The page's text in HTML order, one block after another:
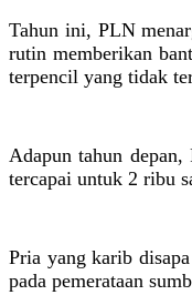
Tahun ini, PLN
rutin memberikan
terpencil yang tidak
Adapun tahun
tercapai untuk 2 ribu
Pria yang karib
pada pemerataan